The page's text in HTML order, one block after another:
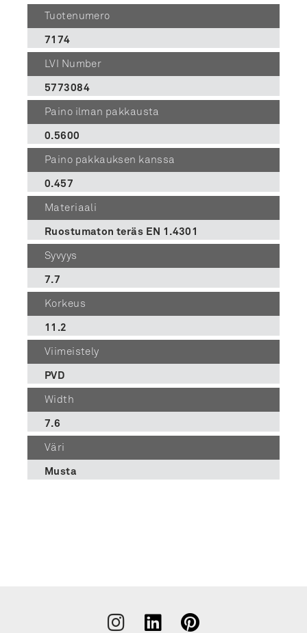
Tuotenumero
7174
LVI Number
5773084
Paino ilman pakkausta
0.5600
Paino pakkauksen kanssa
0.457
Materiaali
Ruostumaton teräs EN 1.4301
Syvyys
7.7
Korkeus
11.2
Viimeistely
PVD
Width
7.6
Väri
Musta